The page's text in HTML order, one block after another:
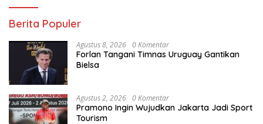
Berita Populer
Agustus 8, 2026 0 Komentar
Forlan Tangani Timnas Uruguay Gantikan
Bielsa
Agustus 2, 2026 0 Komentar
Pramono Ingin Wujudkan Jakarta Jadi Sport
Tourism